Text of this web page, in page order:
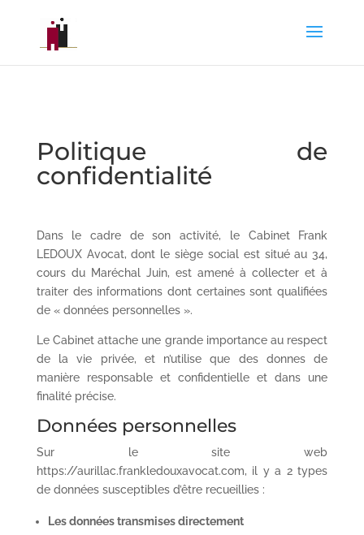
Politique de
confidentialité
Dans le cadre de son activité, le Cabinet Frank
LEDOUX Avocat, dont le siège social est situé au 34,
cours du Maréchal Juin, est amené à collecter et à
traiter des informations dont certaines sont qualifiées
de « données personnelles ».
Le Cabinet attache une grande importance au respect
de la vie privée, et n’utilise que des donnes de
manière responsable et confidentielle et dans une
finalité précise.
Données personnelles
Sur le site web
https://aurillac.frankledouxavocat.com, il y a 2 types
de données susceptibles d’être recueillies :
Les données transmises directement